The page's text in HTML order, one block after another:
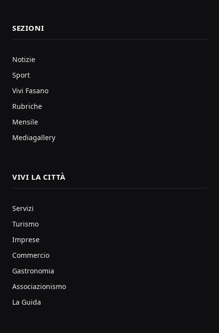
SEZIONI
Notizie
Sport
Vivi Fasano
Rubriche
Mensile
Mediagallery
VIVI LA CITTÀ
Servizi
Turismo
Imprese
Commercio
Gastronomia
Associazionismo
La Guida